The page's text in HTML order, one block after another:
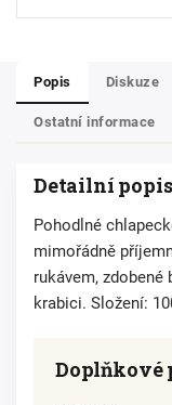
Popis Diskuze
Ostatní informace
Detailní
Pohodlné
mimořádně
rukávem,
krabici. Složení:
Doplňkové